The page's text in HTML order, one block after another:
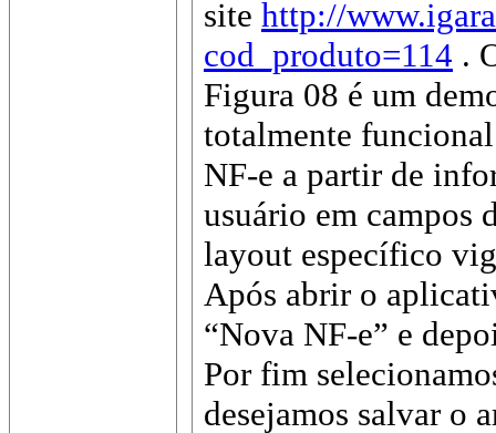
site http://
cod_produto=114 .
Figura 08 é um
totalmente
NF-e a partir de
usuário em campos
layout específico
Após abrir o
“Nova NF-e” e
Por fim
desejamos salvar o